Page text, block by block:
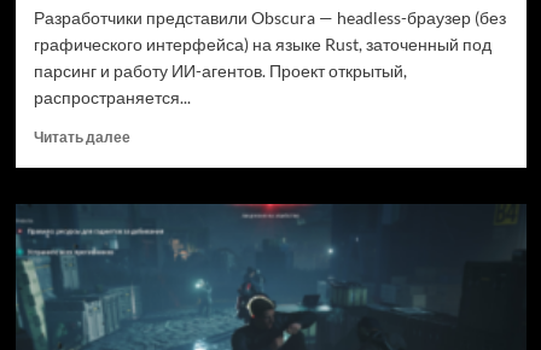
Разработчики представили Obscura — headless-браузер (без
графического интерфейса) на языке Rust, заточенный под
парсинг и работу ИИ-агентов. Проект открытый,
распространяется...
Читать далееПрочитать
Новый
браузер
помогает
ботам
обходить
антибот-